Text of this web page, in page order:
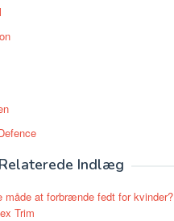
Relaterede Indlæg
måde at forbrænde fedt for kvinder?
Trim